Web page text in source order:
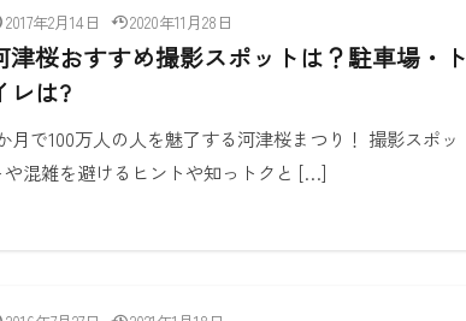
2017年2月14日 2020年11月28日
津桜おすすめ撮影スポットは？駐車場・ト
レは?
月で100万人の人を魅了する河津桜まつり！ 撮影スポッ
や混雑を避けるヒントや知っトクと […]